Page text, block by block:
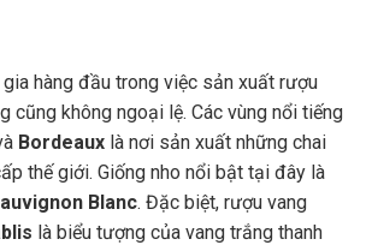
hàng đầu trong việc sản xuất rượu
cũng không ngoại lệ. Các vùng nổi tiếng
Bordeaux là nơi sản xuất những chai
thế giới. Giống nho nổi bật tại đây là
Blanc. Đặc biệt, rượu vang
là biểu tượng của vang trắng thanh